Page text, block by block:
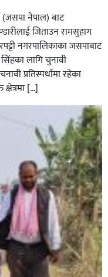
(जसपा नेपाल) बाट
जिताउन रामसुहाग
नगरपालिकाका जसपाबाट
लागि चुनावी
प्रतिस्पर्धामा रहेका
[…]